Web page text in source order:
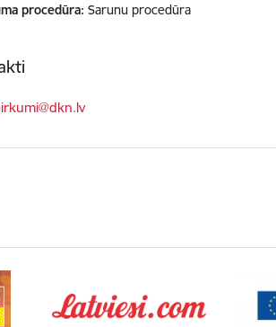
procedūra Sarunu procedūra